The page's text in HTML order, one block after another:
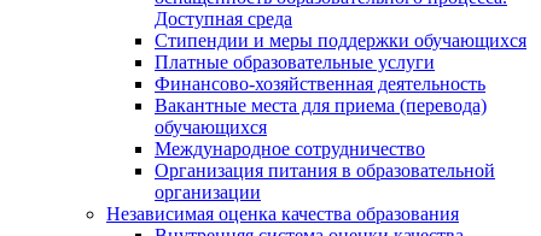
Доступная среда
Стипендии и меры поддержки обучающихся
Платные образовательные услуги
Финансово-хозяйственная деятельность
Вакантные места для приема (перевода)
обучающихся
Международное сотрудничество
Организация питания в образовательной
организации
Независимая оценка качества образования